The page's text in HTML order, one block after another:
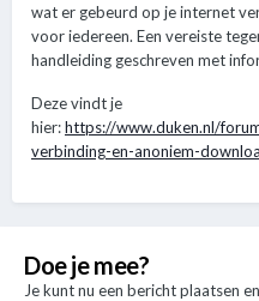
wat er gebeurd op je internet
voor iedereen. Een vereiste
handleiding geschreven met
Deze vindt je
hier:https://www.duken.nl/
verbinding-en-anoniem-
Doe je mee?
Je kunt nu een bericht plaatsen